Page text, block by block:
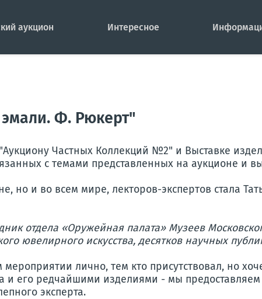
аукцион Интересное
Ф. Рюкерт"
Частных Коллекций №2" и Выставке
с темами представленных на аукционе и
но и во всем мире, лекторов-экспертов стала
отдела «Оружейная палата» Музеев
ювелирного искусства, десятков научных
лично, тем кто присутствовал, но
его редчайшими изделиями - мы предоставляем
эксперта.